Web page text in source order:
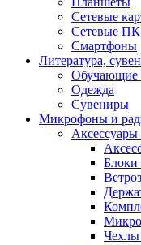
Сетевые
Сетевые ПК
Смартфоны
Литература,
Обучающие
Одежда
Сувениры
Микрофоны и
Блоки